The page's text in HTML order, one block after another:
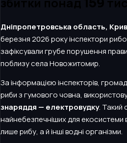
Дніпропетровська область,
березня 2026 року інспектори
зафіксували грубе порушення
поблизу села Новожитомир.
За інформацією інспекторів,
риби з гумового човна,
знаряддя — електровудку. Такий
найнебезпечніших для
лише рибу, а й інші водні організми.